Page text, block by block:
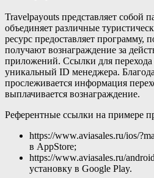
Travelpayouts представляет собой
объединяет различные
ресурс предоставляет программу,
получают вознаграждение за
приложений. Ссылки для
уникальный ID менеджера.
прослеживается информация
выплачивается вознаграждение.
Референтные ссылки на примере
https://www.aviasales.ru/ios/
в AppStore;
https://www.aviasales.ru/
установку в Google Play.